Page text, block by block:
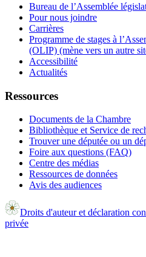
Bureau de l’Assemblée
Pour nous joindre
Carrières
Programme de stages à
(OLIP) (mène vers un autre
Accessibilité
Actualités
Ressources
Documents de la Chambre
Bibliothèque et Service de
Trouver une députée ou un
Foire aux questions (FAQ)
Centre des médias
Ressources de données
Avis des audiences
Droits d'auteur et déclaration
privée